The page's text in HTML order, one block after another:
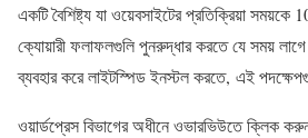
একটি বৈশিষ্ট্য যা ওয়েবসাইটের প্রতিক্রিয়া
ক্যোয়ারী ফলাফলগুলি পুনরুদ্ধার করতে যে সময়
ব্যবহার করে লাইটস্পিড ইনস্টল করতে, এই
ওয়ার্ডপ্রেস বিভাগের অধীনে ওভারভিউতে ক্লিক